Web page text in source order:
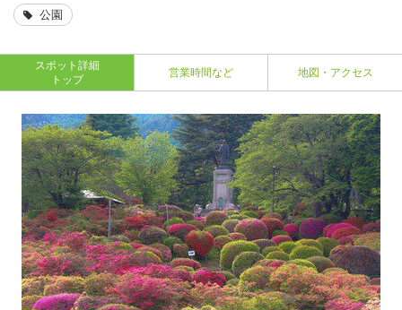
公園
スポット詳細
トップ
営業時間など 地図・アクセス